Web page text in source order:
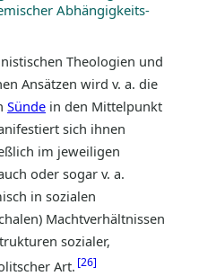
Abhängigkeits-
Theologien und
Ansätzen wird v. a. die
Sünde in den Mittelpunkt
sich ihnen
im jeweiligen
oder sogar v. a.
in sozialen
Machtverhältnissen
sozialer,
Art. 26